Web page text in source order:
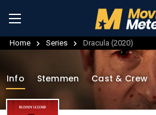
Home Series Dracula (2020)
Info Stemmen Cast & Crew